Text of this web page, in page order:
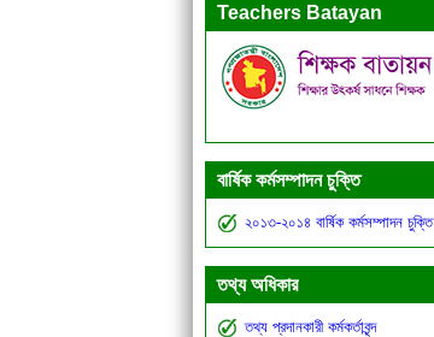
Teachers Batayan
বার্ষিক কর্মসম্পাদন চুক্তি
২০১৩-২০১৪ বার্ষিক কর্মসম্পাদন চুক্তি
তথ্য অধিকার
তথ্য প্রদানকারী কর্মকর্তাবৃন্দ